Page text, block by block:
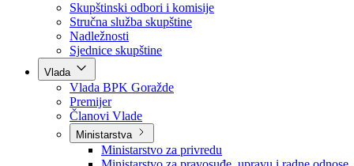
Poslanici po strankama
Poslanici po klubovima naroda
Kolegij skupštine
Skupštinski odbori i komisije
Stručna služba skupštine
Nadležnosti
Sjednice skupštine
Vlada
Vlada BPK Goražde
Premijer
Članovi Vlade